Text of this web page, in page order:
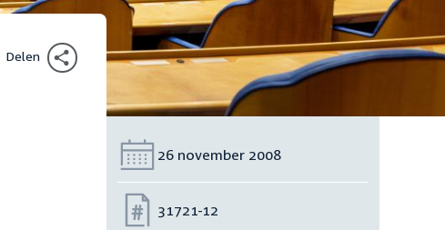
Delen
Datum:
26 november 2008
Nummer:
31721-12